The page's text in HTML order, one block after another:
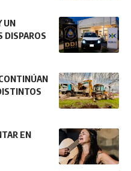
UN
DISPAROS
EN